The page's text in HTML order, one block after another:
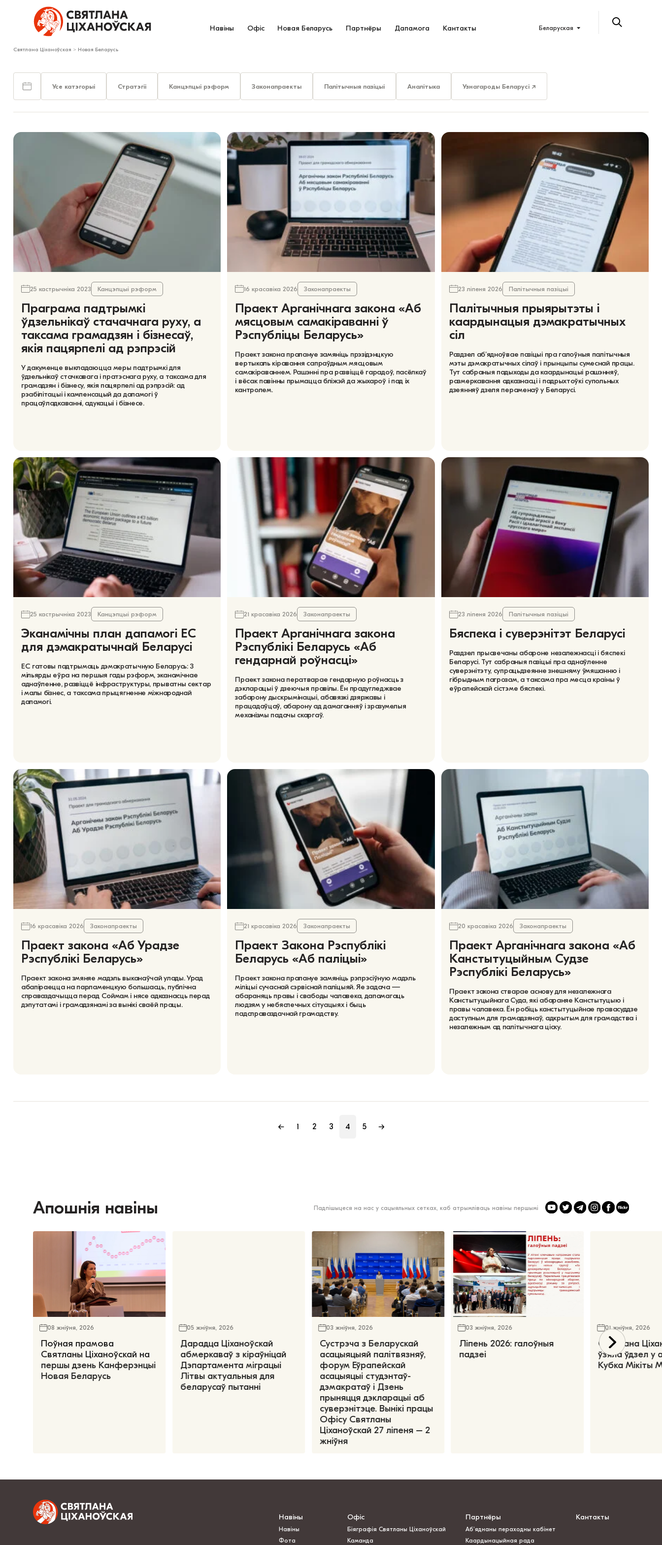
Навіны Офіс Новая Беларусь Партнёры Дапамога Кантакты Беларуская
Святлана Ціханоўская > Новая Беларусь
Усе катэгорыі Стратэгіі Канцэпцыі рэформ Законапраекты Палітычныя пазіцыі Аналітыка Узнагароды Беларусі ↗
25 кастрычніка 2023 Канцэпцыі рэформ
Праграма падтрымкі
ўдзельнікаў стачачнага руху, а
таксама грамадзян і бізнесаў,
якія пацярпелі ад рэпрэсій
У дакуменце выкладаюцца меры падтрымкі для
ўдзельнікаў стачкавага і пратэснага руху, а таксама для
грамадзян і бізнесу, якія пацярпелі ад рэпрэсій: ад
рэабілітацыі і кампенсацый да дапамогі ў
працаўладкаванні, адукацыі і бізнесе.
16 красавіка 2026 Законапраекты
Праект Арганічнага закона «Аб
мясцовым самакіраванні ў
Рэспубліцы Беларусь»
Праект закона прапануе замяніць прэзідэнцкую
вертыкаль кіравання сапраўдным мясцовым
самакіраваннем. Рашэнні пра развіццё гарадоў, пасёлкаў
і вёсак павінны прымацца бліжэй да жыхароў і пад іх
кантролем.
23 ліпеня 2026 Палітычныя пазіцыі
Палітычныя прыярытэты і
каардынацыя дэмакратычных
сіл
Раздзел аб’ядноўвае пазіцыі пра галоўныя палітычныя
мэты дэмакратычных сілаў і прынцыпы сумеснай працы.
Тут сабраныя падыходы да каардынацыі рашэнняў,
размеркавання адказнасці і падрыхтоўкі супольных
дзеянняў дзеля пераменаў у Беларусі.
25 кастрычніка 2023 Канцэпцыі рэформ
Эканамічны план дапамогі ЕС
для дэмакратычнай Беларусі
ЕС гатовы падтрымаць дэмакратычную Беларусь: 3
мільярды еўра на першыя гады рэформ, эканамічнае
аднаўленне, развіццё інфраструктуры, прыватны сектар
і малы бізнес, а таксама прыцягненне міжнароднай
дапамогі.
21 красавіка 2026 Законапраекты
Праект Арганічнага закона
Рэспублікі Беларусь «Аб
гендарнай роўнасці»
Праект закона ператварае гендарную роўнасць з
дэкларацыі ў дзеючыя правілы. Ён прадугледжвае
забарону дыскрымінацыі, абавязкі дзяржавы і
працадаўцаў, абарону ад дамаганняў і зразумелыя
механізмы падачы скаргаў.
23 ліпеня 2026 Палітычныя пазіцыі
Бяспека і суверэнітэт Беларусі
Раздзел прысвечаны абароне незалежнасці і бяспекі
Беларусі. Тут сабраныя пазіцыі пра аднаўленне
суверэнітэту, супрацьдзеянне знешняму ўмяшанню і
гібрыдным пагрозам, а таксама пра месца краіны ў
еўрапейскай сістэме бяспекі.
16 красавіка 2026 Законапраекты
Праект закона «Аб Урадзе
Рэспублікі Беларусь»
Праект закона змяняе мадэль выканаўчай улады. Урад
абапіраецца на парламенцкую большасць, публічна
справаздачыцца перад Соймам і нясе адказнасць перад
дэпутатамі і грамадзянамі за вынікі сваёй працы.
21 красавіка 2026 Законапраекты
Праект Закона Рэспублікі
Беларусь «Аб паліцыі»
Праект закона прапануе замяніць рэпрэсіўную мадэль
міліцыі сучаснай сэрвіснай паліцыяй. Яе задача —
абараняць правы і свабоды чалавека, дапамагаць
людзям у небяспечных сітуацыях і быць
падсправаздачнай грамадству.
20 красавіка 2026 Законапраекты
Праект Арганічнага закона «Аб
Канстытуцыйным Судзе
Рэспублікі Беларусь»
Праект закона стварае аснову для незалежнага
Канстытуцыйнага Суда, які абараняе Канстытуцыю і
правы чалавека. Ён робіць канстытуцыйнае правасуддзе
даступным для грамадзянаў, адкрытым для грамадства і
незалежным ад палітычнага ціску.
← 1 2 3 4 5 →
Апошнія навіны Падпішыцеся на нас у сацыяльных сетках, каб атрымліваць навіны першымі
08 жніўня, 2026
Поўная прамова
Святланы Ціханоўскай на
першы дзень Канферэнцыі
Новая Беларусь
05 жніўня, 2026
Дарадца Ціханоўскай
абмеркаваў з кіраўніцай
Дэпартамента міграцыі
Літвы актуальныя для
беларусаў пытанні
03 жніўня, 2026
Сустрэча з Беларускай
асацыяцыяй палітвязняў,
форум Еўрапейскай
асацыяцыі студэнтаў-
дэмакратаў і Дзень
прыняцця дэкларацыі аб
суверэнітэце. Вынікі працы
Офісу Святланы
Ціханоўскай 27 ліпеня – 2
жніўня
03 жніўня, 2026
Ліпень 2026: галоўныя
падзеі
01 жніўня, 2026
Святлана
ўзяла ўдзел у
Кубка Мікіты
Навіны
Навіны
Фота
Офіс
Біяграфія Святланы Ціханоўскай
Каманда
Партнёры
Аб’яднаны пераходны кабінет
Каардынацыйная рада
Кантакты